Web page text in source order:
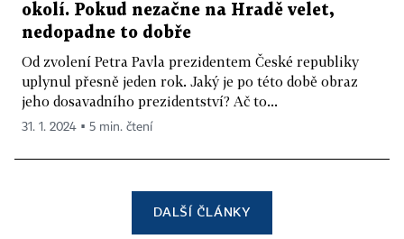
okolí. Pokud nezačne na Hradě velet,
nedopadne to dobře
Od zvolení Petra Pavla prezidentem České republiky
uplynul přesně jeden rok. Jaký je po této době obraz
jeho dosavadního prezidentství? Ač to...
31. 1. 2024 ▪ 5 min. čtení
DALŠÍ ČLÁNKY